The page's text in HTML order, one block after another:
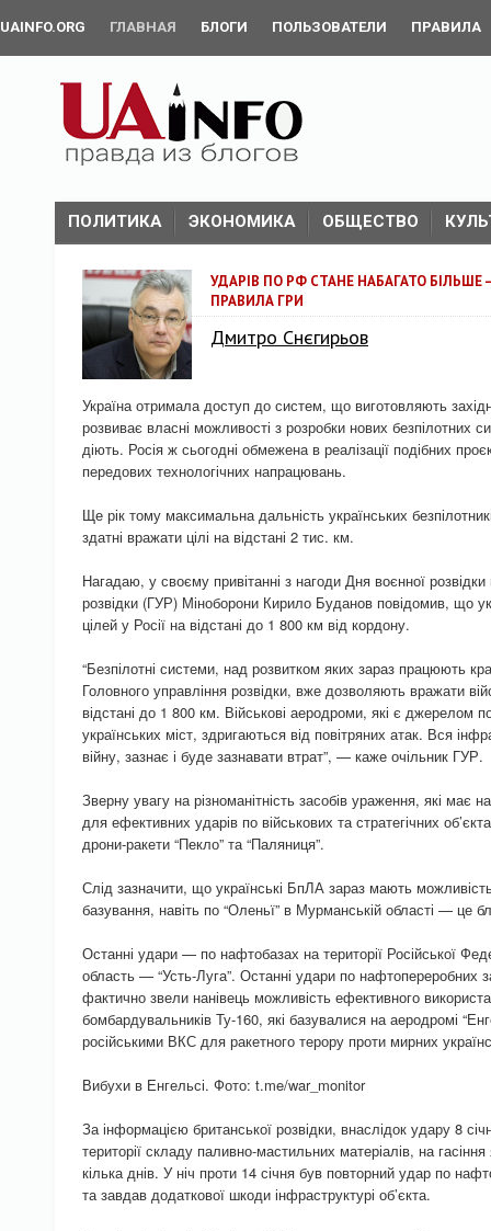
UAINFO.ORG ГЛАВНАЯ БЛОГИ ПОЛЬЗОВАТЕЛИ ПРАВИЛА
ПОЛИТИКА ЭКОНОМИКА ОБЩЕСТВО
УДАРІВ ПО РФ СТАНЕ НАБАГАТО БІЛЬШЕ
ПРАВИЛА ГРИ
Дмитро Снєгирьов
Україна отримала доступ до систем, що виготовляють
розвиває власні можливості з розробки нових безпілотних
діють. Росія ж сьогодні обмежена в реалізації подібних
передових технологічних напрацювань.
Ще рік тому максимальна дальність українських
здатні вражати цілі на відстані 2 тис. км.
Нагадаю, у своєму привітанні з нагоди Дня воєнної розвідки
розвідки (ГУР) Міноборони Кирило Буданов повідомив, що
цілей у Росії на відстані до 1 800 км від кордону.
“Безпілотні системи, над розвитком яких зараз працюють
Головного управління розвідки, вже дозволяють вражати
відстані до 1 800 км. Військові аеродроми, які є джерелом
українських міст, здригаються від повітряних атак. Вся
війну, зазнає і буде зазнавати втрат”, — каже очільник ГУР.
Зверну увагу на різноманітність засобів ураження, які має
для ефективних ударів по військових та стратегічних
дрони-ракети “Пекло” та “Паляниця”.
Слід зазначити, що українські БпЛА зараз мають
базування, навіть по “Оленьї” в Мурманській області — це
Останні удари — по нафтобазах на території Російської
область — “Усть-Луга”. Останні удари по нафтопереробних
фактично звели нанівець можливість ефективного
бомбардувальників Ту-160, які базувалися на аеродромі
російськими ВКС для ракетного терору проти мирних
Вибухи в Енгельсі. Фото: t.me/war_monitor
За інформацією британської розвідки, внаслідок удару 8
території складу паливно-мастильних матеріалів, на
кілька днів. У ніч проти 14 січня був повторний удар по
та завдав додаткової шкоди інфраструктурі об’єкта.